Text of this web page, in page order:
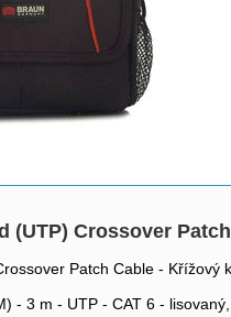
(UTP) Crossover
Patch Cable -
- 3 m - UTP - CAT 6 -